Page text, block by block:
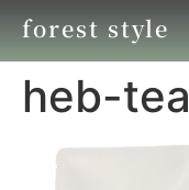
forest style
heb-tea